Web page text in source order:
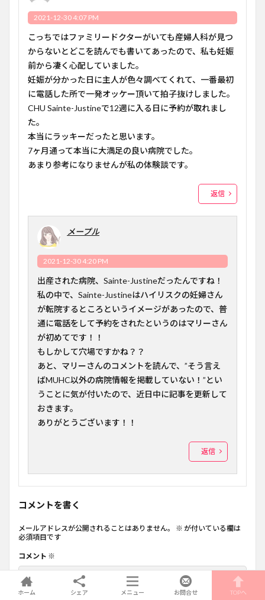
2021-12-30 4:07 PM
こっちではファミリードクターがいても産婦人科が見つ
からないとどこを読んでも書いてあったので、私も妊娠
前から凄く心配していました。
妊娠が分かった日に主人が色々調べてくれて、一番最初
に電話した所で一発オッケー頂いて拍子抜けしました。
CHU Sainte-Justineで12週に入る日に予約が取れまし
た。
本当にラッキーだったと思います。
7ヶ月通って本当に大満足の良い病院でした。
あまり参考になりませんが私の体験談です。
返信
メープル
2021-12-30 4:20 PM
出産された病院、Sainte-Justineだったんですね！
私の中で、Sainte-Justineはハイリスクの妊婦さん
が転院するところというイメージがあったので、普
通に電話をして予約をされたというのはマリーさん
が初めてです！！
もしかして穴場ですかね？？
あと、マリーさんのコメントを読んで、”そう言え
ばMUHC以外の病院情報を掲載していない！”とい
うことに気が付いたので、近日中に記事を更新して
おきます。
ありがとうございます！！
返信
コメントを書く
メールアドレスが公開されることはありません。 ※ が付いている欄は
必須項目です
コメント ※
ホーム シェア メニュー お問合せ TOPへ